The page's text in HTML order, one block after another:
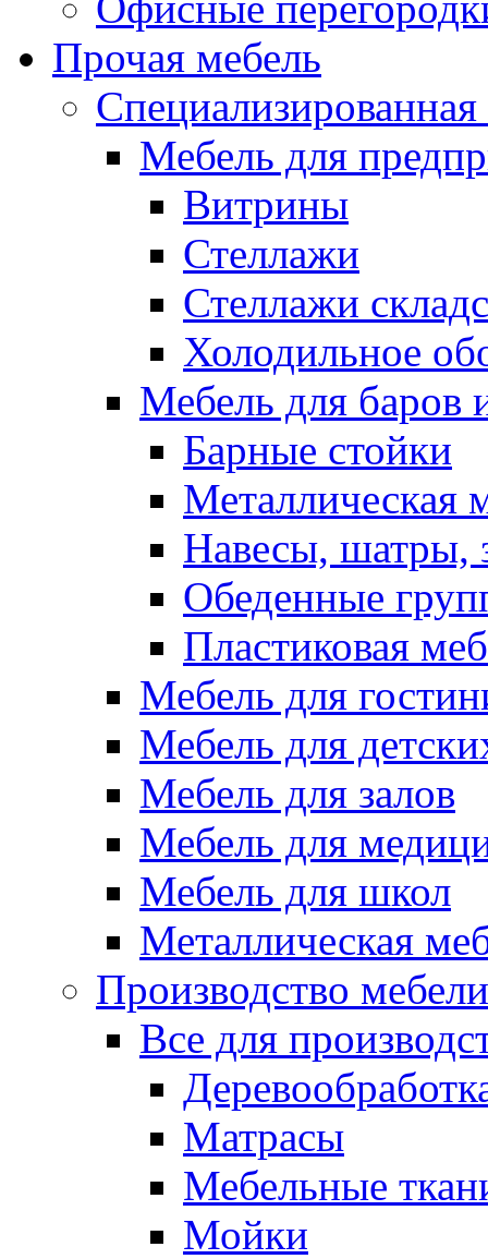
Прочая мебель
Специализированная
Мебель для
Витрины
Стеллажи
Стеллажи
Холодильное
Мебель для баров
Барные стойки
Металлическая
Навесы, шатры,
Обеденные
Пластиковая
Мебель для
Мебель для
Мебель для залов
Мебель для
Мебель для школ
Металлическая
Производство мебели
Все для
Матрасы
Мебельные
Мойки